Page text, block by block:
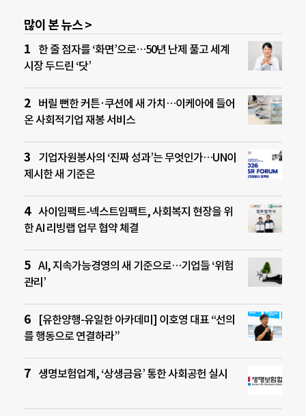
많이 본 뉴스 >
한 줄 점자를 ‘화면’으로…50년 난제 풀고 세계
시장 두드린 ‘닷’
버릴 뻔한 커튼·쿠션에 새 가치…이케아에 들어
온 사회적기업 재봉 서비스
기업자원봉사의 ‘진짜 성과’는 무엇인가…UN이
제시한 새 기준은
사이임팩트-넥스트임팩트, 사회복지 현장을 위
한 AI 리빙랩 업무 협약 체결
AI, 지속가능경영의 새 기준으로…기업들 ‘위험
관리’
[유한양행-유일한 아카데미] 이호영 대표 “선의
를 행동으로 연결하라”
생명보험업계, ‘상생금융’ 통한 사회공헌 실시